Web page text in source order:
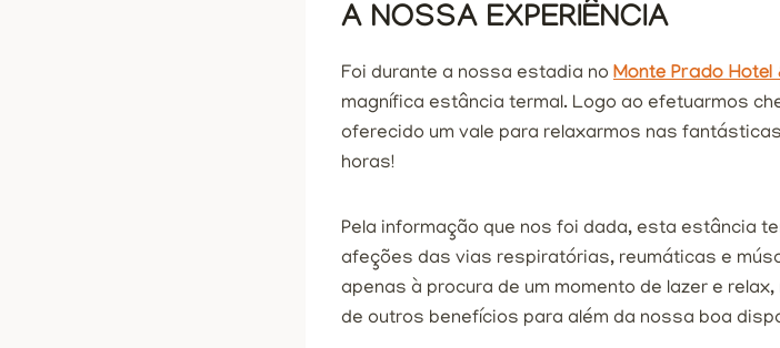
A NOSSA EXPERIÊNCIA
Foi durante a nossa estadia no Monte Prado Hotel
magnífica estância termal. Logo ao efetuarmos
oferecido um vale para relaxarmos nas
horas!
Pela informação que nos foi dada, esta estância
afeções das vias respiratórias, reumáticas e
apenas à procura de um momento de lazer e
de outros benefícios para além da nossa boa